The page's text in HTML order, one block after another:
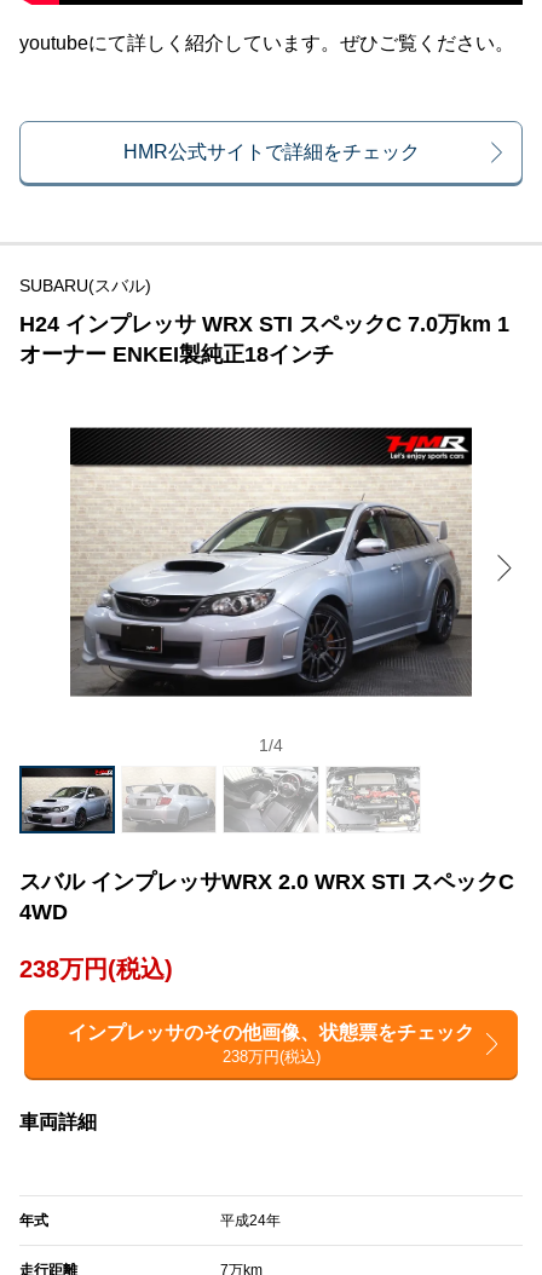
youtubeにて詳しく紹介しています。ぜひご覧ください。
HMR公式サイトで詳細をチェック
SUBARU(スバル)
H24 インプレッサ WRX STI スペックC 7.0万km 1
オーナー ENKEI製純正18インチ
1/4
スバル インプレッサWRX 2.0 WRX STI スペックC
4WD
238万円(税込)
インプレッサのその他画像、状態票をチェック
238万円(税込)
車両詳細
年式 平成24年
走行距離 7万km